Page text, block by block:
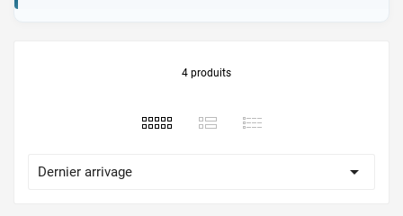
4 produits
Dernier arrivage 